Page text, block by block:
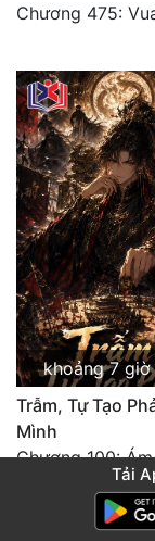
Chương 475:
khoảng 7
Trẫm, Tự Tạo
Mình
Tải